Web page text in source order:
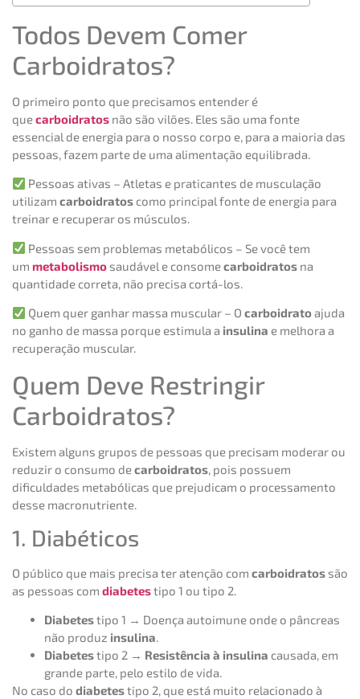
Todos Devem Comer
Carboidratos?
O primeiro ponto que precisamos entender é
quecarboidratos não são vilões. Eles são uma fonte
essencial de energia para o nosso corpo e, para a maioria das
pessoas, fazem parte de uma alimentação equilibrada.
Pessoas ativas – Atletas e praticantes de musculação
utilizam carboidratos como principal fonte de energia para
treinar e recuperar os músculos.
Pessoas sem problemas metabólicos – Se você tem
um metabolismosaudável e consomecarboidratos na
quantidade correta, não precisa cortá-los.
Quem quer ganhar massa muscular – Ocarboidratoajuda
no ganho de massa porque estimula a insulina e melhora a
recuperação muscular.
Quem Deve Restringir
Carboidratos?
Existem alguns grupos de pessoas que precisam moderar ou
reduzir o consumo decarboidratos , pois possuem
dificuldades metabólicas que prejudicam o processamento
desse macronutriente.
1. Diabéticos
O público que mais precisa ter atenção com carboidratossão
as pessoas com diabetestipo 1 ou tipo 2.
Diabetestipo 1 → Doença autoimune onde o pâncreas
não produz insulina.
Diabetestipo 2 → Resistência à insulina causada, em
grande parte, pelo estilo de vida.
No caso do diabetestipo 2, que está muito relacionado à